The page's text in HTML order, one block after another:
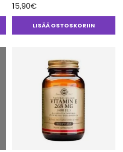
15,90€
LISÄÄ OSTOSKORIIN